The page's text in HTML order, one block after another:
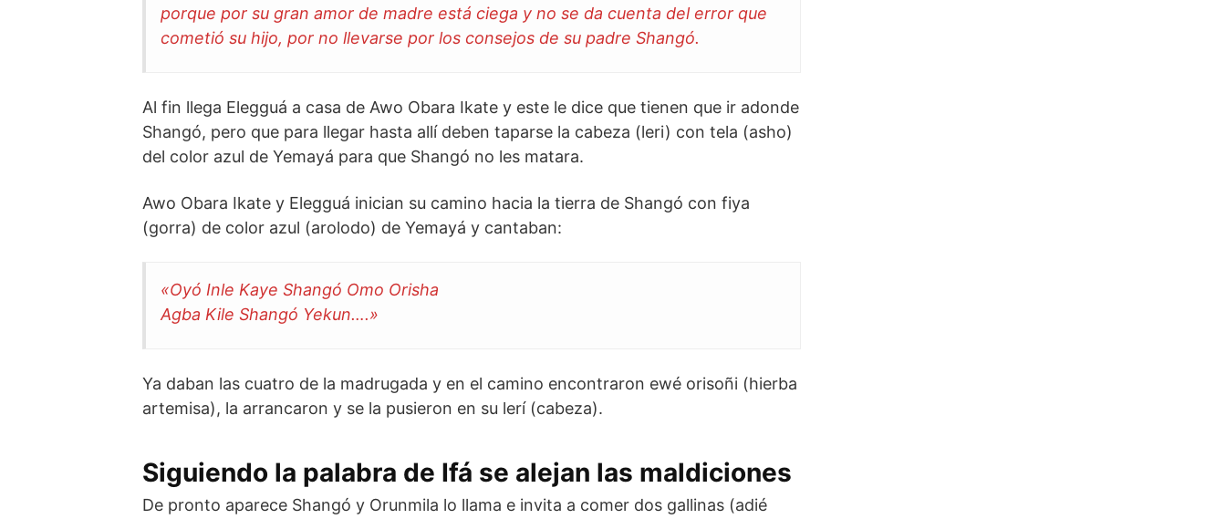
porque por su gran amor de madre está ciega y no se da cuenta del error que
cometió su hijo, por no llevarse por los consejos de su padre Shangó.
Al fin llega Elegguá a casa de Awo Obara Ikate y este le dice que tienen que ir adonde
Shangó, pero que para llegar hasta allí deben taparse la cabeza (leri) con tela (asho)
del color azul de Yemayá para que Shangó no les matara.
Awo Obara Ikate y Elegguá inician su camino hacia la tierra de Shangó con fiya
(gorra) de color azul (arolodo) de Yemayá y cantaban:
«Oyó Inle Kaye Shangó Omo Orisha
Agba Kile Shangó Yekun….»
Ya daban las cuatro de la madrugada y en el camino encontraron ewé orisoñi (hierba
artemisa), la arrancaron y se la pusieron en su lerí (cabeza).
Siguiendo la palabra de Ifá se alejan las maldiciones
De pronto aparece Shangó y Orunmila lo llama e invita a comer dos gallinas (adié